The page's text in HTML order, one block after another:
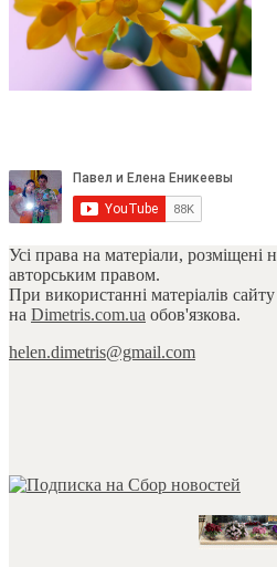
Усі права на матеріали, розміщені
авторським правом.
При використанні матеріалів
на Dimetris.com.ua обов'язкова.
helen.dimetris@gmail.com